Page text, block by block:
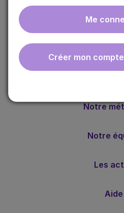
Me
Créer mon
ebmfrance est une base de
gratuite adaptée à la pratique
Notre
Notre
Les
Aide